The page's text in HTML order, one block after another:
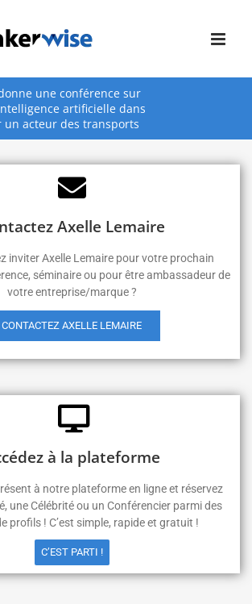
une conférence sur
artificielle dans
acteur des transports
Axelle Lemaire
inviter Axelle Lemaire pour votre prochain
séminaire ou pour être ambassadeur de
votre entreprise/marque ?
CONTACTEZ AXELLE LEMAIRE
à la plateforme
à notre plateforme en ligne et réservez
une Célébrité ou un Conférencier parmi des
profils ! C’est simple, rapide et gratuit !
C’EST PARTI !